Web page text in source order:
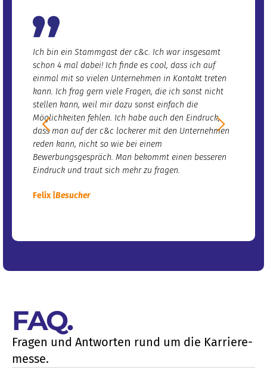
Ich bin ein Stammgast der c&c. Ich war insgesamt
schon 4 mal dabei! Ich finde es cool, dass ich auf
einmal mit so vielen Unternehmen in Kontakt treten
kann. Ich frag gern viele Fragen, die ich sonst nicht
stellen kann, weil mir dazu sonst einfach die
Möglichkeiten fehlen. Ich habe auch den Eindruck,
dass man auf der c&c lockerer mit den Unternehmen
reden kann, nicht so wie bei einem
Bewerbungsgespräch. Man bekommt einen besseren
Eindruck und traut sich mehr zu fragen.
Felix | Besucher
FAQ.
Fragen und Antworten rund um die Karriere­
messe.